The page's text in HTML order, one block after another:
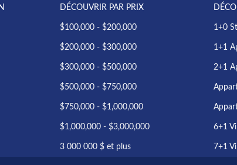
DÉCOUVRIR PAR PRIX
$100,000 - $200,000
$200,000 - $300,000
$300,000 - $500,000
$500,000 - $750,000
$750,000 - $1,000,000
$1,000,000 - $3,000,000
3 000 000 $ et plus
1+0
1+1
2+1
6+1
7+1